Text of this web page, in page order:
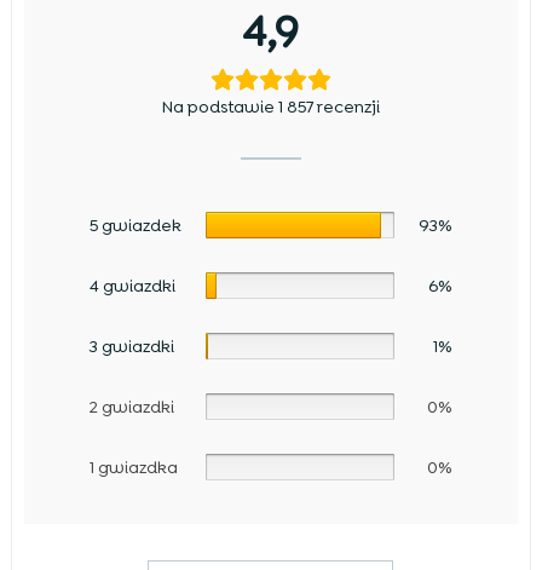
4,9
Na podstawie 1 857 recenzji
5 gwiazdek 93%
4 gwiazdki 6%
3 gwiazdki 1%
2 gwiazdki 0%
1 gwiazdka 0%